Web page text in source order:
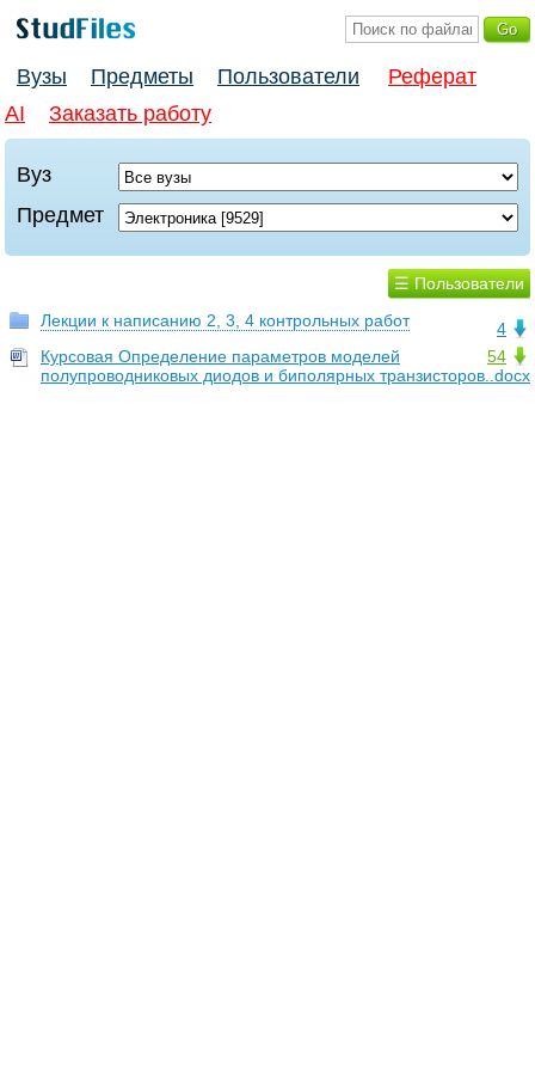
Вузы Предметы Пользователи
Реферат
AI
Заказать работу
Вуз
Предмет
☰ Пользователи
4
Лекции к написанию 2, 3, 4 контрольных работ
54
Курсовая Определение параметров моделей
полупроводниковых диодов и биполярных транзисторов..docx